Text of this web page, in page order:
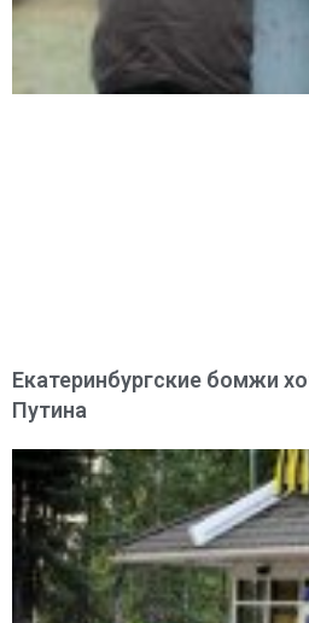
Екатеринбургские бомжи
Путина